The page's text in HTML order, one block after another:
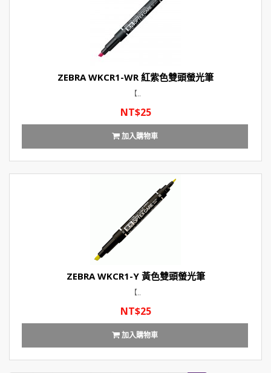
ZEBRA WKCR1-WR 紅紫色雙頭螢光筆
【..
NT$25
加入購物車
ZEBRA WKCR1-Y 黃色雙頭螢光筆
【..
NT$25
加入購物車